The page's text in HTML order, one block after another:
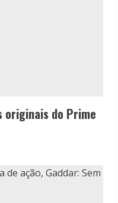
originais do Prime